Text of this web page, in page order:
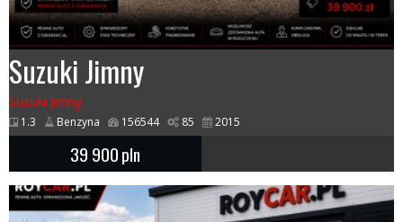
Suzuki Jimny
Suzuki Jimny
1.3 Benzyna 156544 85 2015
39 900pln